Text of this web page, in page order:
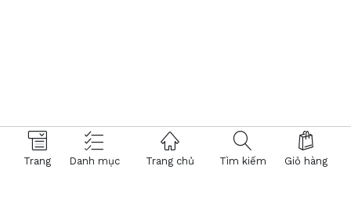
Trang Danh mục Trang chủ Tìm kiếm Giỏ hàng